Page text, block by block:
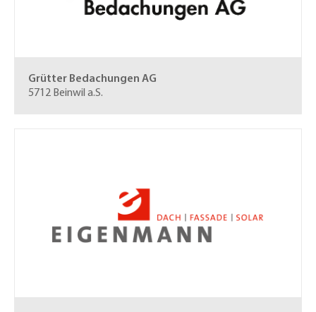
Grütter Bedachungen AG
5712 Beinwil a.S.